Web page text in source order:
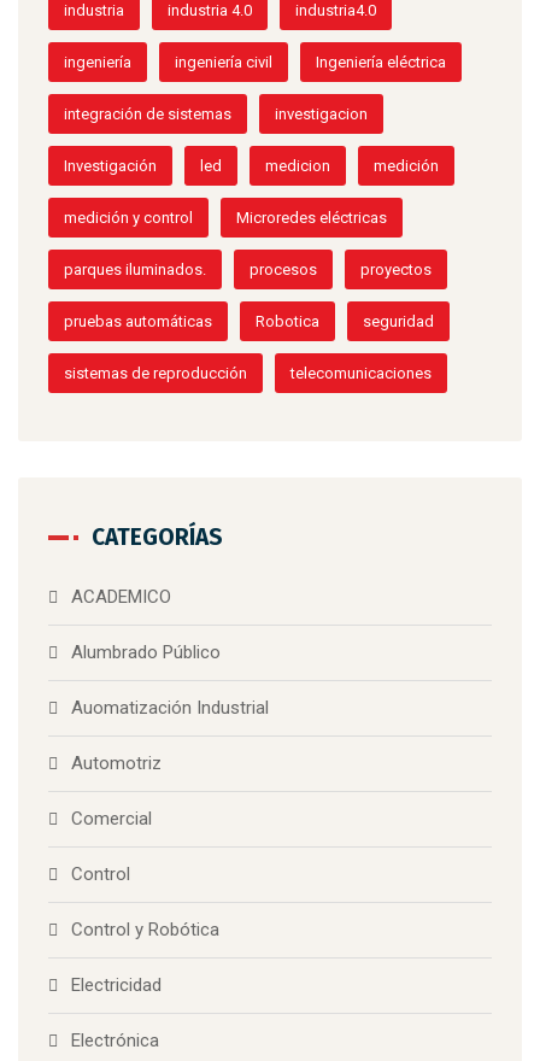
industria industria 4.0 industria4.0
ingeniería ingeniería civil Ingeniería eléctrica
integración de sistemas investigacion
Investigación led medicion medición
medición y control Microredes eléctricas
parques iluminados. procesos proyectos
pruebas automáticas Robotica seguridad
sistemas de reproducción telecomunicaciones
CATEGORÍAS
ACADEMICO
Alumbrado Público
Auomatización Industrial
Automotriz
Comercial
Control
Control y Robótica
Electricidad
Electrónica